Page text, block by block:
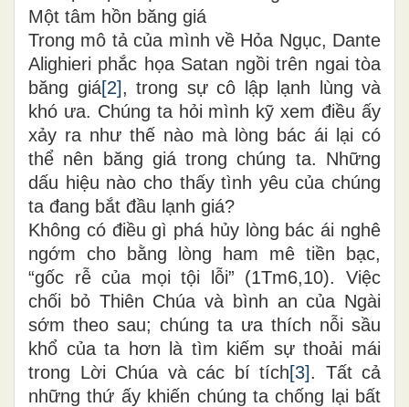
Một tâm hồn băng giá
Trong mô tả của mình về Hỏa Ngục, Dante
Alighieri phắc họa Satan ngồi trên ngai tòa
băng giá[2], trong sự cô lập lạnh lùng và
khó ưa. Chúng ta hỏi mình kỹ xem điều ấy
xảy ra như thế nào mà lòng bác ái lại có
thể nên băng giá trong chúng ta. Những
dấu hiệu nào cho thấy tình yêu của chúng
ta đang bắt đầu lạnh giá?
Không có điều gì phá hủy lòng bác ái nghê
ngớm cho bằng lòng ham mê tiền bạc,
“gốc rễ của mọi tội lỗi” (1Tm6,10). Việc
chối bỏ Thiên Chúa và bình an của Ngài
sớm theo sau; chúng ta ưa thích nỗi sầu
khổ của ta hơn là tìm kiếm sự thoải mái
trong Lời Chúa và các bí tích[3]. Tất cả
những thứ ấy khiến chúng ta chống lại bất